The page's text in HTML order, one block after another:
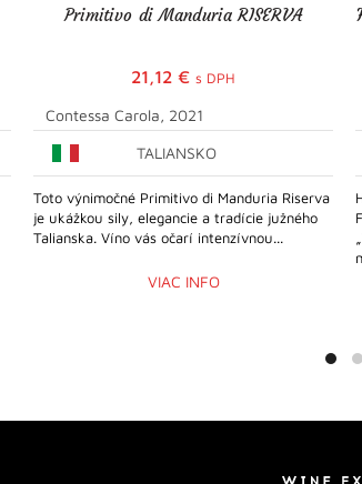
Primitivo di Manduria RISERVA
21,12 € s DPH
Contessa Carola, 2021
TALIANSKO
Toto výnimočné Primitivo di Manduria Riserva
je ukážkou sily, elegancie a tradície južného
Talianska. Víno vás očarí intenzívnou...
VIAC INFO